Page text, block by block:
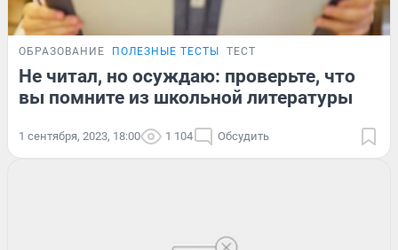
ОБРАЗОВАНИЕ ПОЛЕЗНЫЕ ТЕСТЫ ТЕСТ
Не читал, но осуждаю: проверьте, что
вы помните из школьной литературы
1 сентября, 2023, 18:00 1 104 Обсудить